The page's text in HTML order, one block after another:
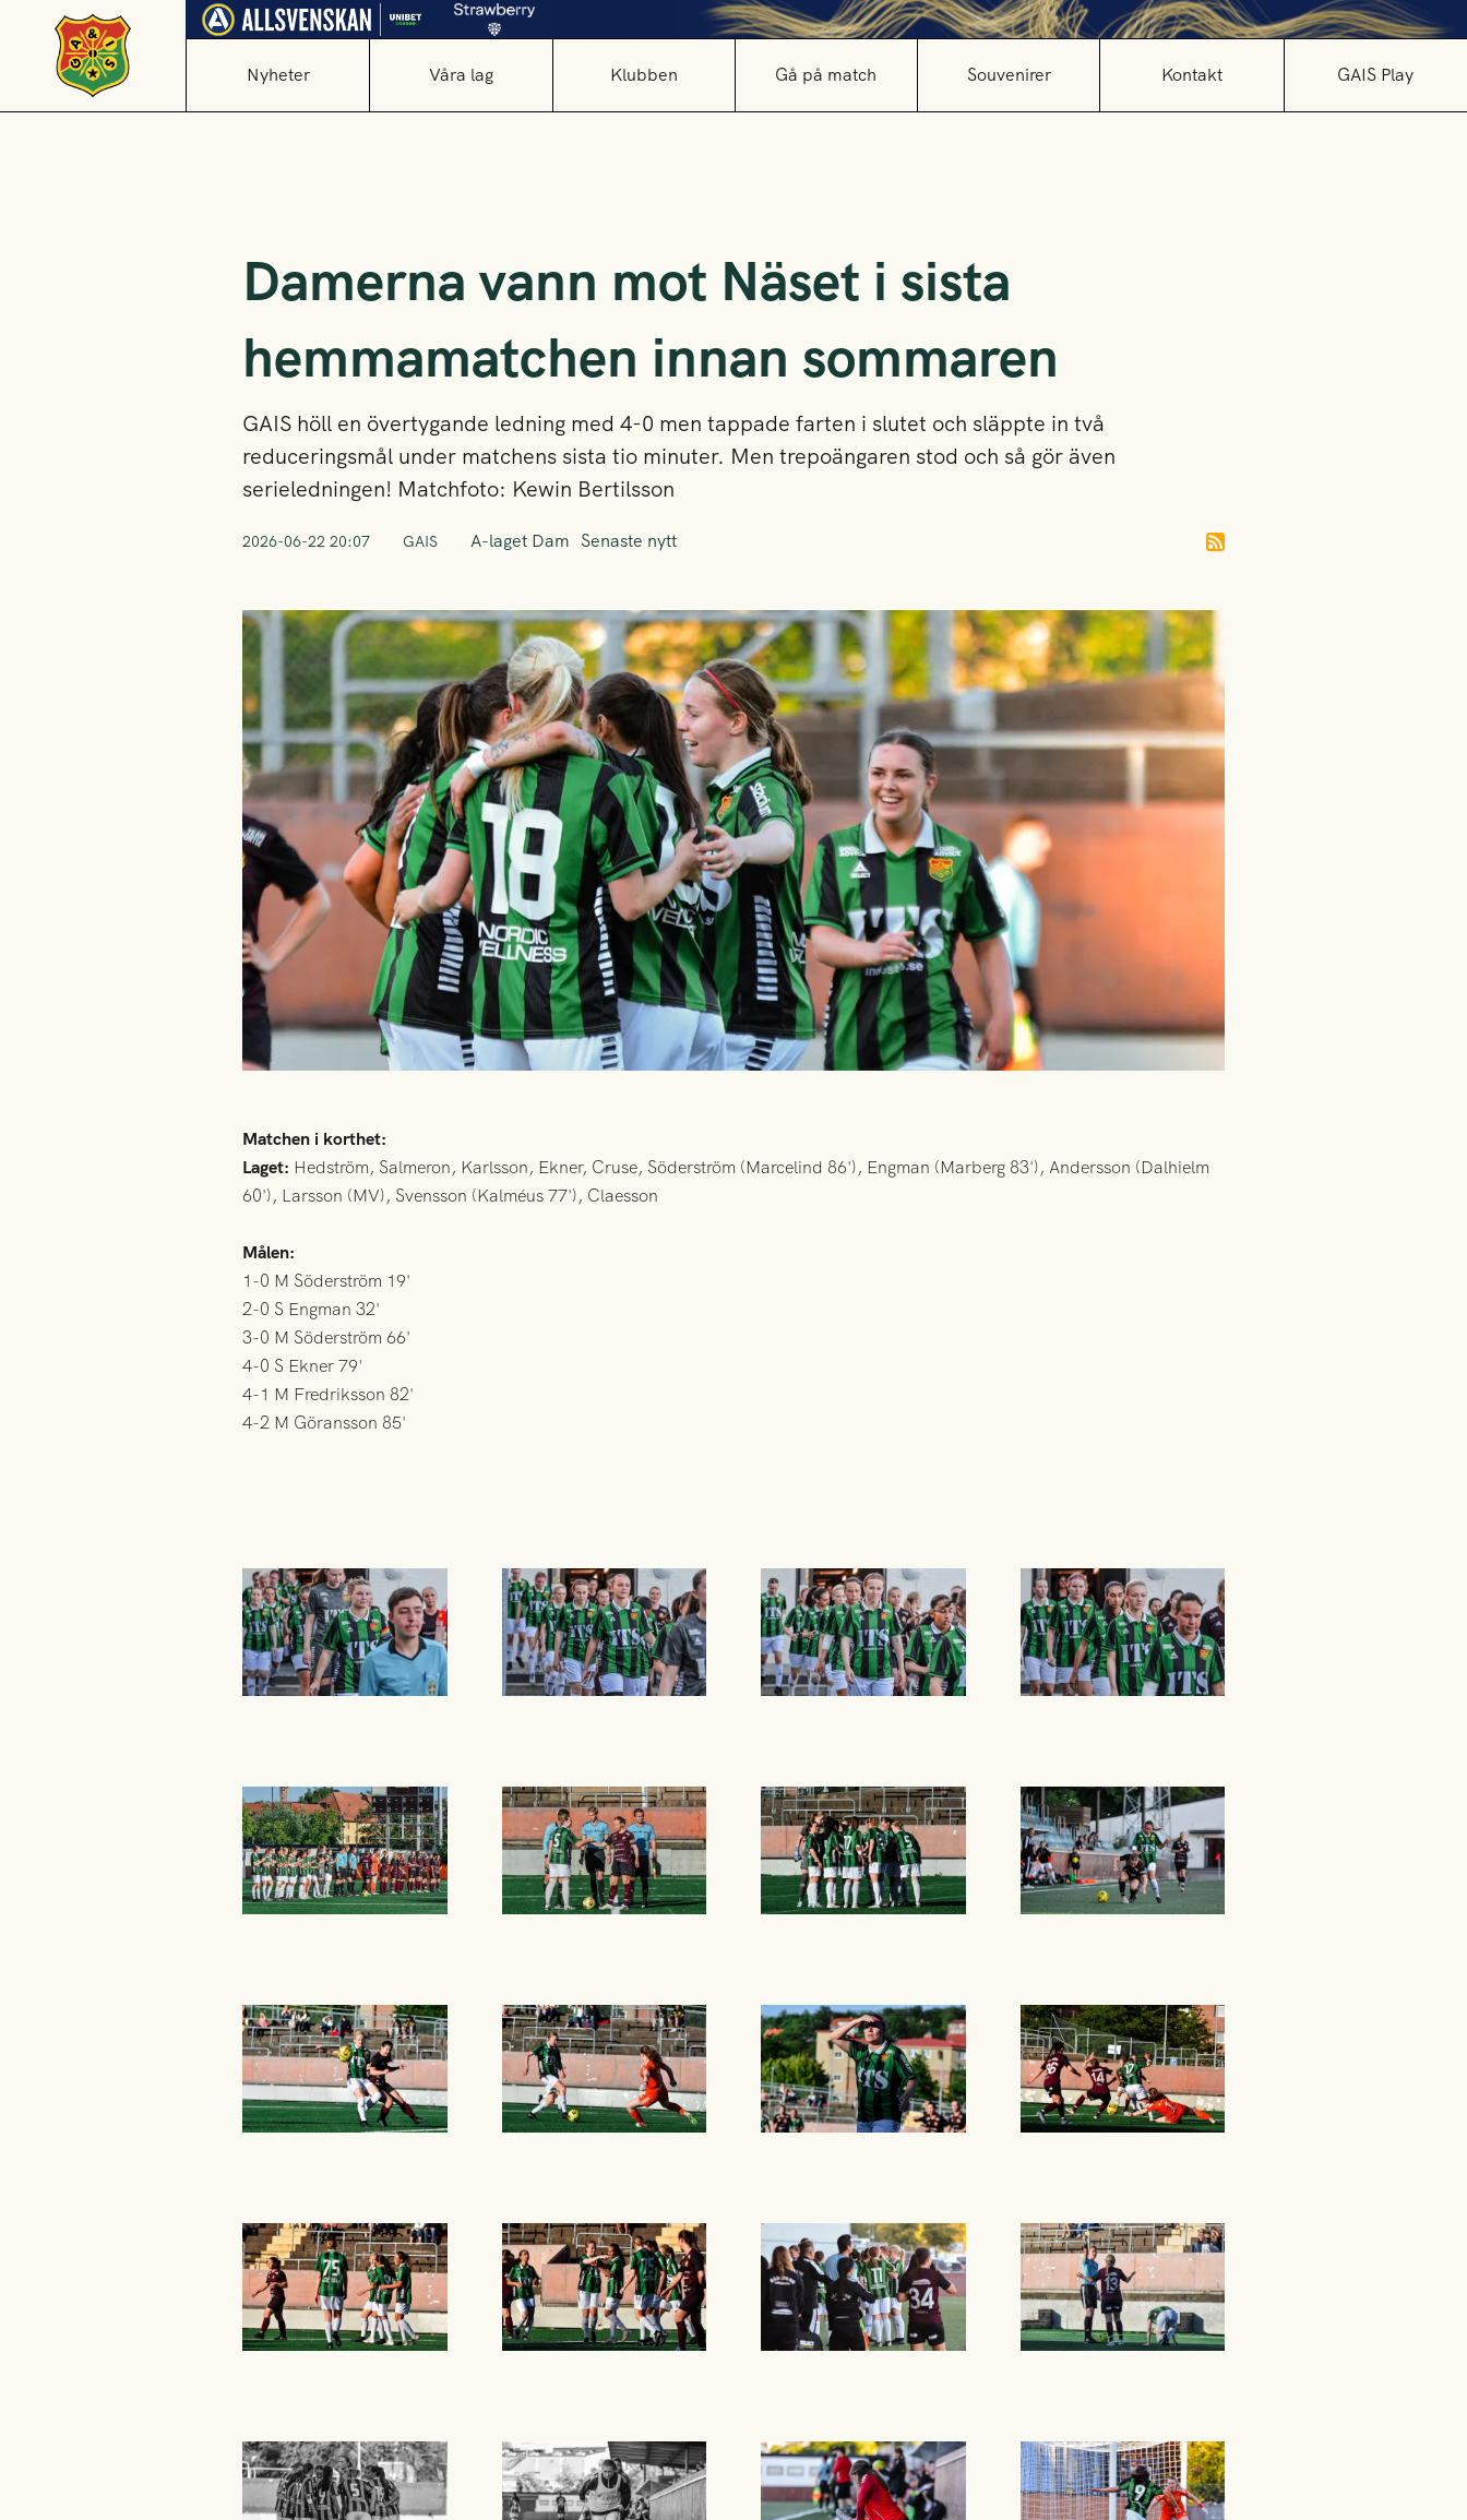
Nyheter Våra lag Klubben Gå på match Souvenirer Kontakt GAIS Play
Damerna vann mot Näset i sista
hemmamatchen innan sommaren
GAIS höll en övertygande ledning med 4-0 men tappade farten i slutet och släppte in två
reduceringsmål under matchens sista tio minuter. Men trepoängaren stod och så gör även
serieledningen! Matchfoto: Kewin Bertilsson
2026-06-22 20:07 GAIS A-laget Dam Senaste nytt
Matchen i korthet:
Laget: Hedström, Salmeron, Karlsson, Ekner, Cruse, Söderström (Marcelind 86'), Engman (Marberg 83'), Andersson (Dalhielm
60'), Larsson (MV), Svensson (Kalméus 77'), Claesson
Målen:
1-0 M Söderström 19'
2-0 S Engman 32'
3-0 M Söderström 66'
4-0 S Ekner 79'
4-1 M Fredriksson 82'
4-2 M Göransson 85'